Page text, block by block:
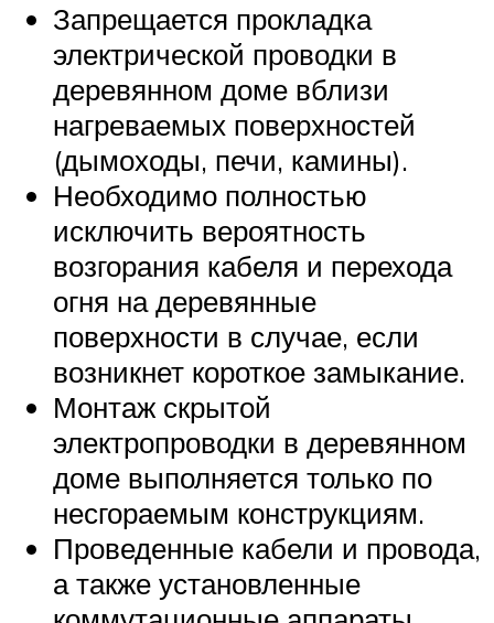
Запрещается прокладка
электрической проводки в
деревянном доме вблизи
нагреваемых поверхностей
(дымоходы, печи, камины).
Необходимо полностью
исключить вероятность
возгорания кабеля и перехода
огня на деревянные
поверхности в случае, если
возникнет короткое замыкание.
Монтаж скрытой
электропроводки в деревянном
доме выполняется только по
несгораемым конструкциям.
Проведенные кабели и провода,
а также установленные